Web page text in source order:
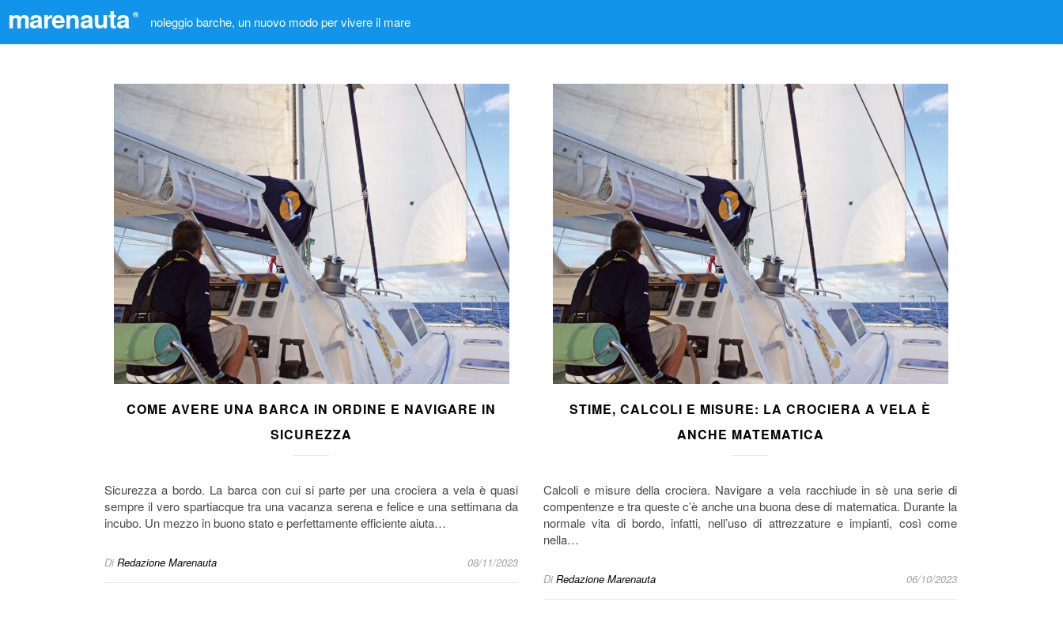
marenauta ® noleggio barche, un nuovo modo per vivere il mare
COME AVERE UNA BARCA IN ORDINE E NAVIGARE IN
SICUREZZA
Sicurezza a bordo. La barca con cui si parte per una crociera a vela è quasi
sempre il vero spartiacque tra una vacanza serena e felice e una settimana da
incubo. Un mezzo in buono stato e perfettamente efficiente aiuta…
Di Redazione Marenauta 08/11/2023
STIME, CALCOLI E MISURE: LA CROCIERA A VELA È
ANCHE MATEMATICA
Calcoli e misure della crociera. Navigare a vela racchiude in sè una serie di
compentenze e tra queste c’è anche una buona dese di matematica. Durante la
normale vita di bordo, infatti, nell’uso di attrezzature e impianti, così come
nella…
Di Redazione Marenauta 06/10/2023